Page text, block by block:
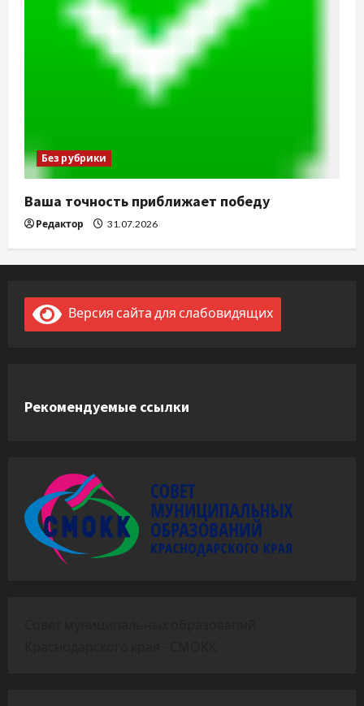
Без рубрики
Ваша точность приближает победу
Редактор 31.07.2026
Версия сайта для слабовидящих
Рекомендуемые ссылки